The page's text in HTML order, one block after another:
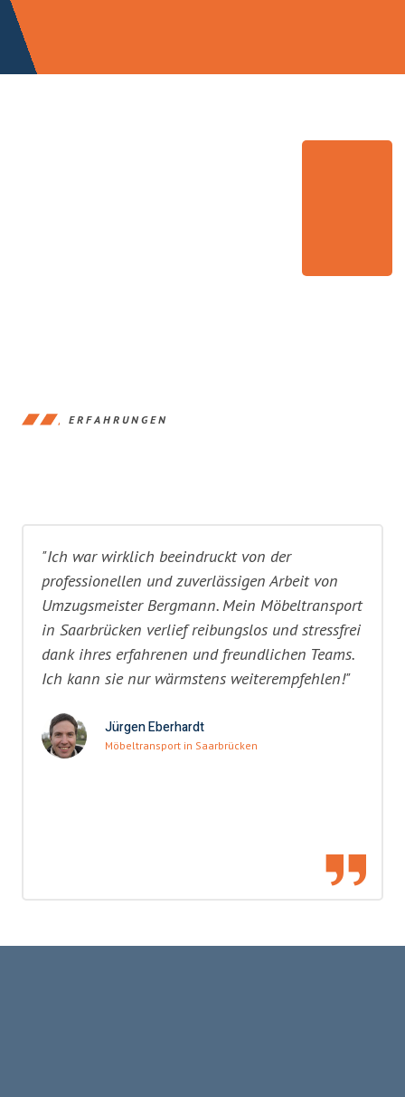
ERFAHRUNGEN
"Ich war wirklich beeindruckt von der
professionellen und zuverlässigen Arbeit von
Umzugsmeister Bergmann. Mein Möbeltransport
in Saarbrücken verlief reibungslos und stressfrei
dank ihres erfahrenen und freundlichen Teams.
Ich kann sie nur wärmstens weiterempfehlen!"
Jürgen Eberhardt
Möbeltransport in Saarbrücken